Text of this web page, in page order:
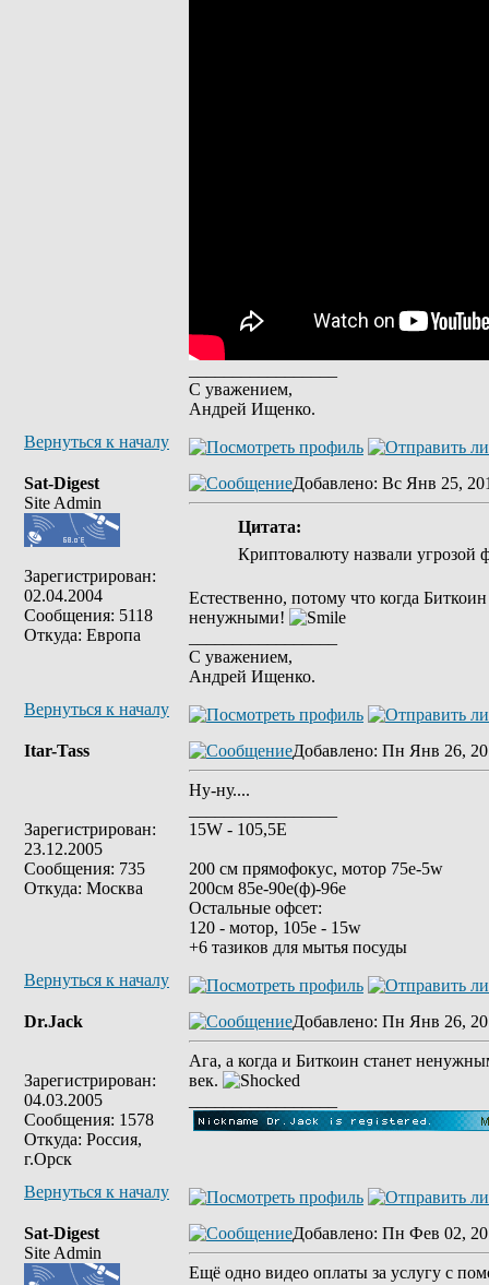
С уважением,
Андрей Ищенко.
Вернуться к началу
Sat-Digest
Site Admin
Зарегистрирован:
02.04.2004
Сообщения: 5118
Откуда: Европа
Добавлено: Вс Янв 25,
Цитата:
Криптовалюту назвали угрозой
Естественно, потому что когда
ненужными!
С уважением,
Андрей Ищенко.
Вернуться к началу
Itar-Tass
Зарегистрирован:
23.12.2005
Сообщения: 735
Откуда: Москва
Добавлено: Пн Янв 26,
Ну-ну....
15W - 105,5E
200 см прямофокус, мотор 75е-5w
200см 85e-90e(ф)-96e
Остальные офсет:
120 - мотор, 105е - 15w
+6 тазиков для мытья посуды
Вернуться к началу
Dr.Jack
Зарегистрирован:
04.03.2005
Сообщения: 1578
Откуда: Россия,
г.Орск
Добавлено: Пн Янв 26,
Ага, а когда и Биткоин станет
век.
Вернуться к началу
Sat-Digest
Site Admin
Добавлено: Пн Фев 02,
Ещё одно видео оплаты за услугу с